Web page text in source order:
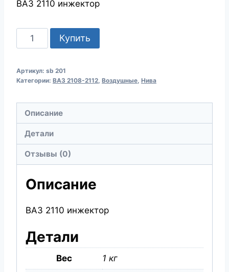
ВАЗ 2110 инжектор
Количество
товара
ВОЗД.SCT
201
VAZ(2110)
Купить
Артикул: sb 201
Категории: ВАЗ 2108-2112, Воздушные, Нива
Описание
Детали
Отзывы (0)
Описание
ВАЗ 2110 инжектор
Детали
Вес 1 кг